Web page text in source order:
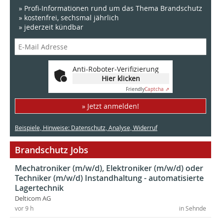
» Profi-Informationen rund um das Thema Brandschutz
» kostenfrei, sechsmal jährlich
» jederzeit kündbar
Anti-Roboter-Verifizierung
Hier klicken
FriendlyCaptcha ⇗
» Jetzt anmelden!
Beispiele, Hinweise: Datenschutz, Analyse, Widerruf
Brandschutz Jobs
Mechatroniker (m/w/d), Elektroniker (m/w/d) oder
Techniker (m/w/d) Instandhaltung - automatisierte
Lagertechnik
Delticom AG
in Sehnde
vor 9 h